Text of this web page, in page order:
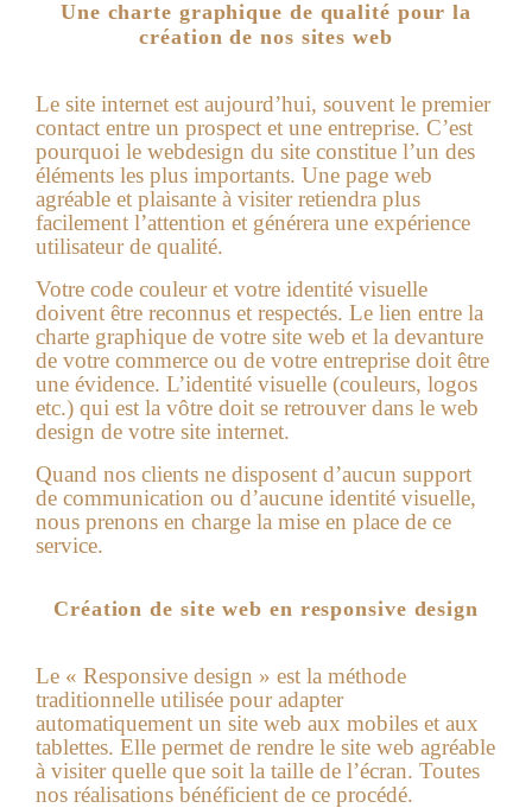
Une charte graphique de qualité pour la
création de nos sites web
Le site internet est aujourd’hui, souvent le premier
contact entre un prospect et une entreprise. C’est
pourquoi le webdesign du site constitue l’un des
éléments les plus importants. Une page web
agréable et plaisante à visiter retiendra plus
facilement l’attention et générera une expérience
utilisateur de qualité.
Votre code couleur et votre identité visuelle
doivent être reconnus et respectés. Le lien entre la
charte graphique de votre site web et la devanture
de votre commerce ou de votre entreprise doit être
une évidence. L’identité visuelle (couleurs, logos
etc.) qui est la vôtre doit se retrouver dans le web
design de votre site internet.
Quand nos clients ne disposent d’aucun support
de communication ou d’aucune identité visuelle,
nous prenons en charge la mise en place de ce
service.
Création de site web en responsive design
Le « Responsive design » est la méthode
traditionnelle utilisée pour adapter
automatiquement un site web aux mobiles et aux
tablettes. Elle permet de rendre le site web agréable
à visiter quelle que soit la taille de l’écran. Toutes
nos réalisations bénéficient de ce procédé.